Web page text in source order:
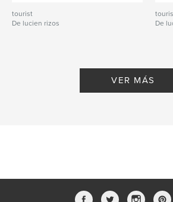
tourist
De lucien rizos
De
VER MÁS